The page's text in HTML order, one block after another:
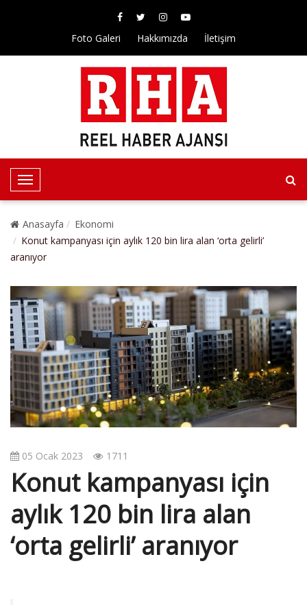
Foto Galeri Hakkımızda İletişim
T
o
g
l
e
a
v
i
g
a
t
i
o
n
Anasayfa
Ekonomi
Konut kampanyası için aylık 120 bin lira alan ‘orta gelirli’
aranıyor
05 Ocak 2023 1711
Konut kampanyası için
aylık 120 bin lira alan
‘orta gelirli’ aranıyor